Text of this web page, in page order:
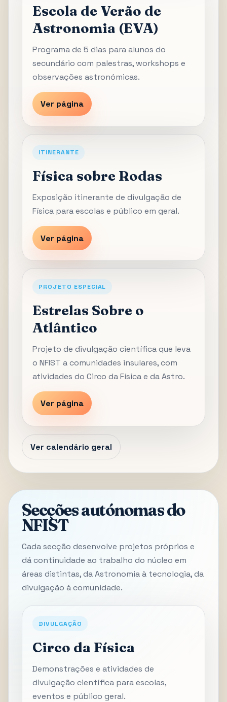
Escola de Verão de
Astronomia (EVA)
Programa de 5 dias para alunos do
secundário com palestras, workshops e
observações astronómicas.
Ver página
ITINERANTE
Física sobre Rodas
Exposição itinerante de divulgação de
Física para escolas e público em geral.
Ver página
PROJETO ESPECIAL
Estrelas Sobre o
Atlântico
Projeto de divulgação científica que leva
o NFIST a comunidades insulares, com
atividades do Circo da Física e da Astro.
Ver página
Ver calendário geral
Secções autónomas do
NFIST
Cada secção desenvolve projetos próprios e
dá continuidade ao trabalho do núcleo em
áreas distintas, da Astronomia à tecnologia, da
divulgação à comunidade.
DIVULGAÇÃO
Circo da Física
Demonstrações e atividades de
divulgação científica para escolas,
eventos e público geral.